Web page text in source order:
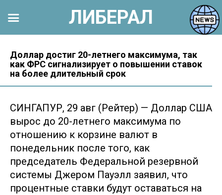
контенту
Доллар достиг 20-летнего максимума, так
как ФРС сигнализирует о повышении ставок
на более длительный срок
СИНГАПУР, 29 авг (Рейтер) — Доллар США
вырос до 20-летнего максимума по
отношению к корзине валют в
понедельник после того, как
председатель Федеральной резервной
системы Джером Пауэлл заявил, что
процентные ставки будут оставаться на
ЛИБЕРАЛ